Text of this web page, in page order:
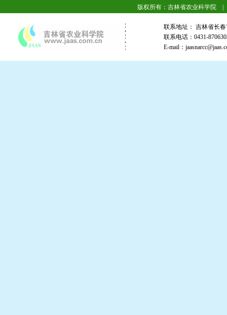
版权所有：吉林省农业科学院 |
联系地址： 吉林省
联系电话：0431-
E-mail：